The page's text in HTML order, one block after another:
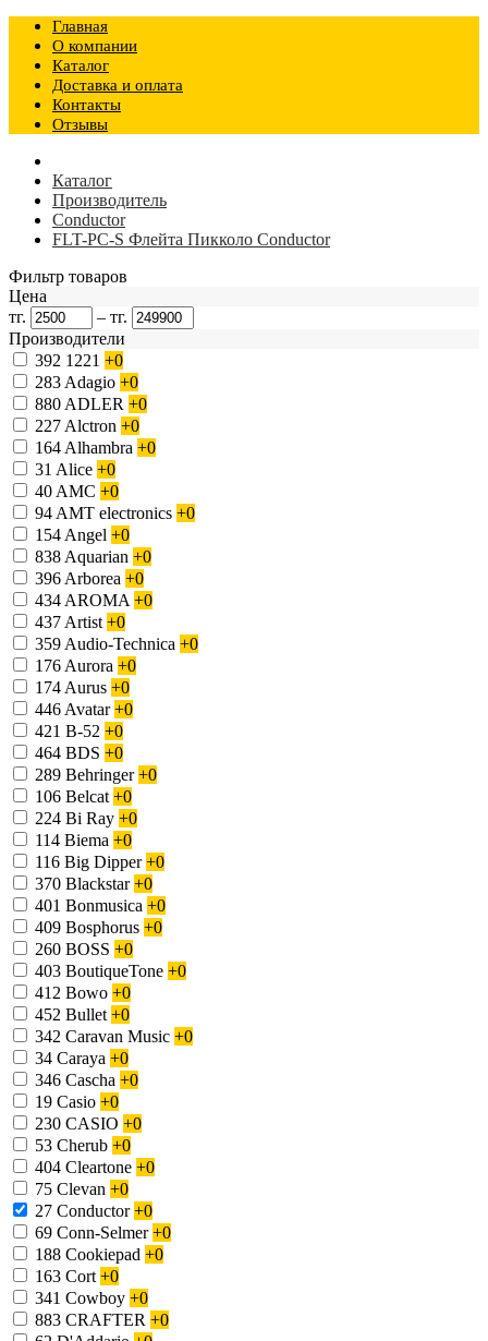
Главная
О компании
Каталог
Доставка и оплата
Контакты
Отзывы
Каталог
Производитель
Conductor
FLT-PC-S Флейта Пикколо Conductor
Фильтр товаров
Цена
тг.
– тг.
Производители
392 1221 +0
283Adagio +0
880ADLER +0
227Alctron +0
164Alhambra +0
31 Alice +0
40AMC +0
94AMT electronics +0
154Angel +0
838Aquarian +0
396Arborea +0
434AROMA+0
437Artist+0
359Audio-Technica +0
176Aurora +0
174Aurus +0
446Avatar+0
421 B-52 +0
464 BDS +0
289 Behringer+0
106 Belcat+0
224 Bi Ray +0
114 Biema +0
116 Big Dipper+0
370 Blackstar+0
401 Bonmusica +0
409 Bosphorus +0
260 BOSS +0
403 BoutiqueTone +0
412 Bowo +0
452 Bullet+0
342 Caravan Music +0
34 Caraya +0
346 Cascha +0
19 Casio +0
230 CASIO +0
53 Cherub +0
404 Cleartone +0
75 Clevan +0
27 Conductor+0
69 Conn-Selmer+0
188 Cookiepad +0
163 Cort+0
341 Cowboy +0
883 CRAFTER +0